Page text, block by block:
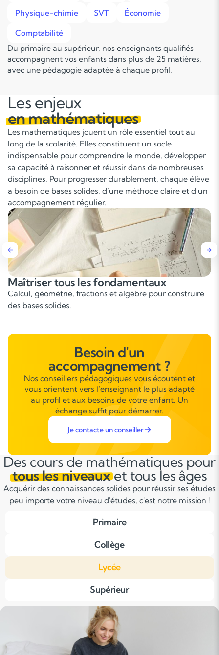
Physique-chimie SVT Économie
Comptabilité
Du primaire au supérieur, nos enseignants qualifiés
accompagnent vos enfants dans plus de 25 matières,
avec une pédagogie adaptée à chaque profil.
Les enjeux
en mathématiques
Les mathématiques jouent un rôle essentiel tout au
long de la scolarité. Elles constituent un socle
indispensable pour comprendre le monde, développer
sa capacité à raisonner et réussir dans de nombreuses
disciplines. Pour progresser durablement, chaque élève
a besoin de bases solides, d’une méthode claire et d’un
accompagnement régulier.
Développer la logique et le raisonnement
Apprendre à résoudre des problèmes étape par étape.
Besoin d'un
accompagnement ?
Nos conseillers pédagogiques vous écoutent et
vous orientent vers l’enseignant le plus adapté
au profil et aux besoins de votre enfant. Un
échange suffit pour démarrer.
Je contacte un conseiller
Des cours de mathématiques pour
tous les niveauxet tous les âges
Acquérir des connaissances solides pour réussir ses études
peu importe votre niveau d'études, c'est notre mission !
Primaire
Collège
Lycée
Supérieur